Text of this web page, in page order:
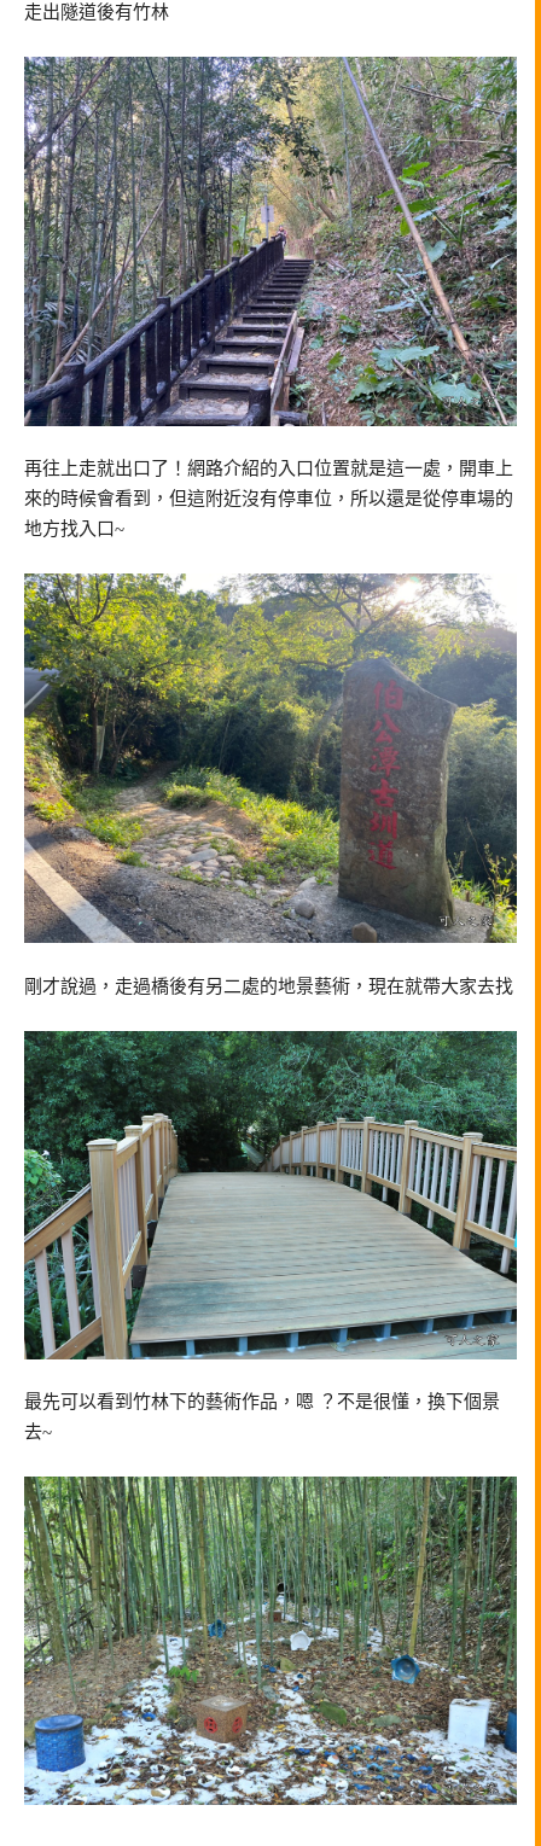
走出隧道後有竹林
再往上走就出口了！網路介紹的入口位置就是這一處，開車上
來的時候會看到，但這附近沒有停車位，所以還是從停車場的
地方找入口~
剛才說過，走過橋後有另二處的地景藝術，現在就帶大家去找
最先可以看到竹林下的藝術作品，嗯 ？不是很懂，換下個景
去~